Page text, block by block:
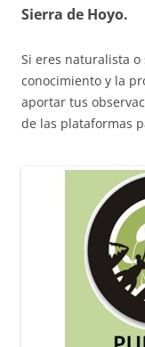
Sierra de Hoyo.
Si eres naturalista
conocimiento y la
aportar tus
de las plataformas